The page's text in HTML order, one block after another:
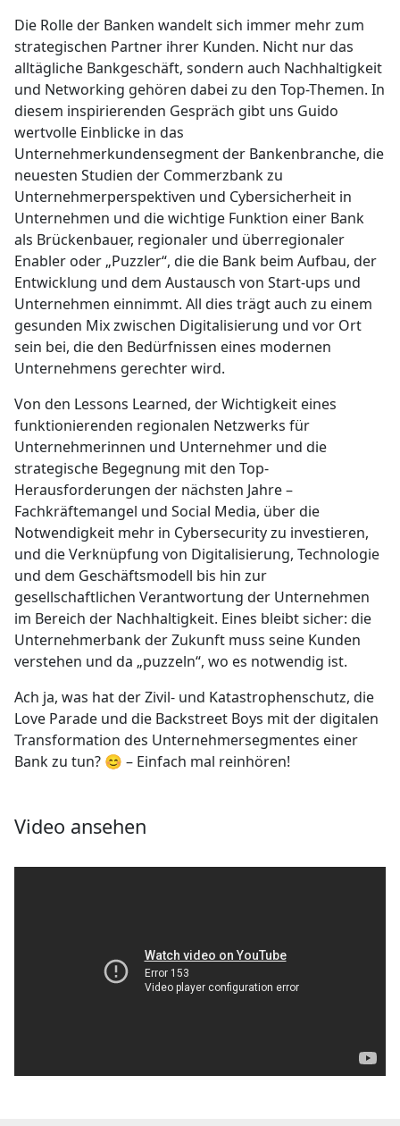
Die Rolle der Banken wandelt sich immer mehr zum
strategischen Partner ihrer Kunden. Nicht nur das
alltägliche Bankgeschäft, sondern auch Nachhaltigkeit
und Networking gehören dabei zu den Top-Themen. In
diesem inspirierenden Gespräch gibt uns Guido
wertvolle Einblicke in das
Unternehmerkundensegment der Bankenbranche, die
neuesten Studien der Commerzbank zu
Unternehmerperspektiven und Cybersicherheit in
Unternehmen und die wichtige Funktion einer Bank
als Brückenbauer, regionaler und überregionaler
Enabler oder „Puzzler“, die die Bank beim Aufbau, der
Entwicklung und dem Austausch von Start-ups und
Unternehmen einnimmt. All dies trägt auch zu einem
gesunden Mix zwischen Digitalisierung und vor Ort
sein bei, die den Bedürfnissen eines modernen
Unternehmens gerechter wird.
Von den Lessons Learned, der Wichtigkeit eines
funktionierenden regionalen Netzwerks für
Unternehmerinnen und Unternehmer und die
strategische Begegnung mit den Top-
Herausforderungen der nächsten Jahre –
Fachkräftemangel und Social Media, über die
Notwendigkeit mehr in Cybersecurity zu investieren,
und die Verknüpfung von Digitalisierung, Technologie
und dem Geschäftsmodell bis hin zur
gesellschaftlichen Verantwortung der Unternehmen
im Bereich der Nachhaltigkeit. Eines bleibt sicher: die
Unternehmerbank der Zukunft muss seine Kunden
verstehen und da „puzzeln“, wo es notwendig ist.
Ach ja, was hat der Zivil- und Katastrophenschutz, die
Love Parade und die Backstreet Boys mit der digitalen
Transformation des Unternehmersegmentes einer
Bank zu tun? 😊 – Einfach mal reinhören!
Video ansehen